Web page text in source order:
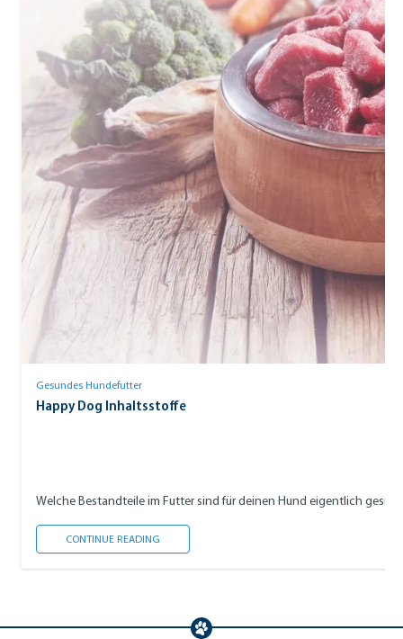
Gesundes Hundefutter
Happy Dog Inhaltsstoffe
Welche Bestandteile im Futter sind für deinen Hund eigentlich
CONTINUE READING